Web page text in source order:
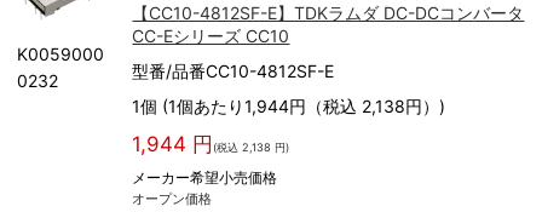
K0059000
0232
【CC10-4812SF-E】TDKラムダ DC-DCコンバータ
CC-Eシリーズ CC10
型番/品番CC10-4812SF-E
1個 (1個あたり1,944円（税込 2,138円）)
1,944 円 (税込 2,138 円)
メーカー希望小売価格
オープン価格